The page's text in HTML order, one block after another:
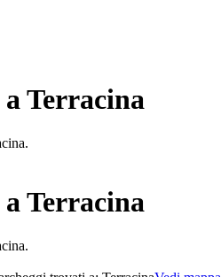
Terracina
Terracina